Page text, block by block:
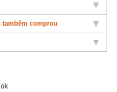
comprou